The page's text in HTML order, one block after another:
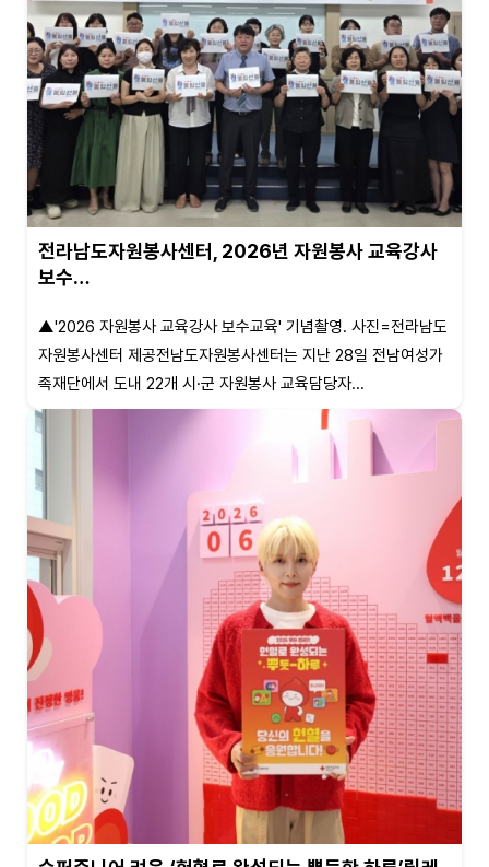
전라남도자원봉사센터, 2026년 자원봉사 교육강사
보수…
▲'2026 자원봉사 교육강사 보수교육' 기념촬영. 사진=전라남도
자원봉사센터 제공전남도자원봉사센터는 지난 28일 전남여성가
족재단에서 도내 22개 시·군 자원봉사 교육담당자...